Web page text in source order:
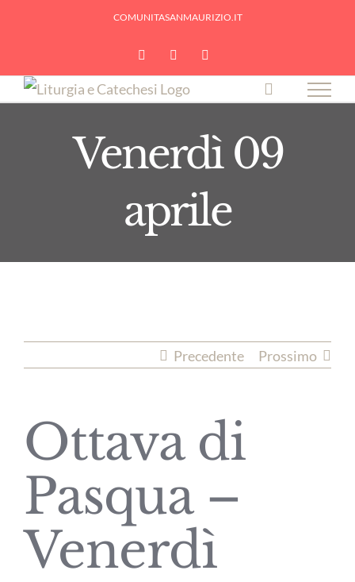
COMUNITASANMAURIZIO.IT
YouTubeFacebook
Venerdì 09
aprile
Precedente Prossimo
Ottava di
Pasqua –
Venerdì